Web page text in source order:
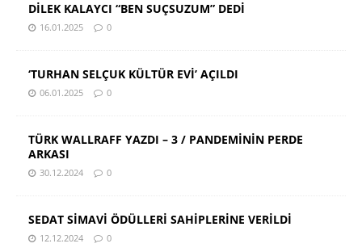
DİLEK KALAYCI “BEN SUÇSUZUM” DEDİ
16.01.2025 0
‘TURHAN SELÇUK KÜLTÜR EVİ’ AÇILDI
06.01.2025 0
TÜRK WALLRAFF YAZDI – 3 / PANDEMİNİN PERDE
ARKASI
30.12.2024 0
SEDAT SİMAVİ ÖDÜLLERİ SAHİPLERİNE VERİLDİ
12.12.2024 0